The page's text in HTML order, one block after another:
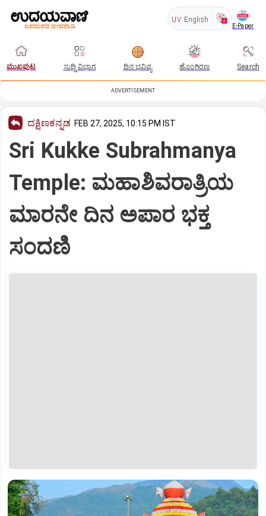
UV English
E-Paper
ಮುಖಪುಟ ಸುದ್ದಿ ವಿಭಾಗ ದಿನ ಭವಿಷ್ಯ ಹೊಂಗಿರಣ Search
ADVERTISEMENT
ದಕ್ಷಿಣಕನ್ನಡ FEB 27, 2025, 10:15 PM IST
Sri Kukke Subrahmanya
Temple: ಮಹಾಶಿವರಾತ್ರಿಯ
ಮಾರನೇ ದಿನ ಅಪಾರ ಭಕ್ತ
ಸಂದಣಿ